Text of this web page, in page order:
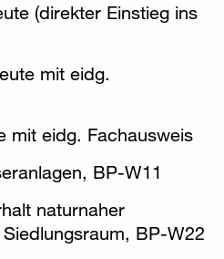
(direkter Einstieg ins
mit eidg.
mit eidg. Fachausweis
BP-W11
naturnaher
BP-W22